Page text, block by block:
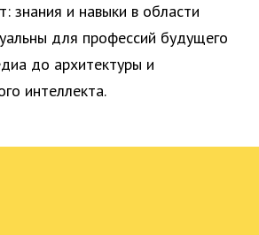
знания и навыки в области
для профессий будущего
до архитектуры и
интеллекта.